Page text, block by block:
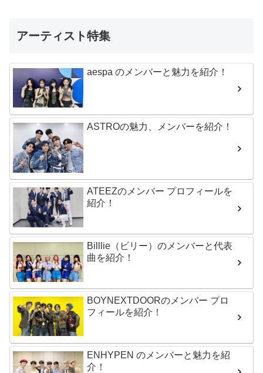
アーティスト特集
aespa のメンバーと魅力を紹介！
ASTROの魅力、メンバーを紹介！
ATEEZのメンバー プロフィールを
紹介！
Billlie（ビリー）のメンバーと代表
曲を紹介！
BOYNEXTDOORのメンバー プロ
フィールを紹介！
ENHYPEN のメンバーと魅力を紹
介！